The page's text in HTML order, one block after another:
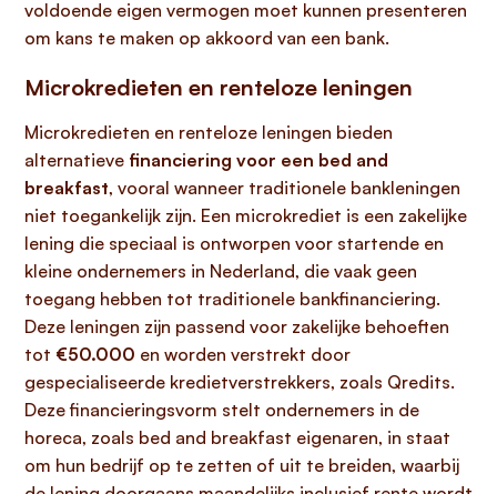
voldoende eigen vermogen moet kunnen presenteren
om kans te maken op akkoord van een bank.
Microkredieten en renteloze leningen
Microkredieten en renteloze leningen bieden
alternatieve financiering voor een bed and
breakfast, vooral wanneer traditionele bankleningen
niet toegankelijk zijn. Een microkrediet is een zakelijke
lening die speciaal is ontworpen voor startende en
kleine ondernemers in Nederland, die vaak geen
toegang hebben tot traditionele bankfinanciering.
Deze leningen zijn passend voor zakelijke behoeften
tot €50.000 en worden verstrekt door
gespecialiseerde kredietverstrekkers, zoals Qredits.
Deze financieringsvorm stelt ondernemers in de
horeca, zoals bed and breakfast eigenaren, in staat
om hun bedrijf op te zetten of uit te breiden, waarbij